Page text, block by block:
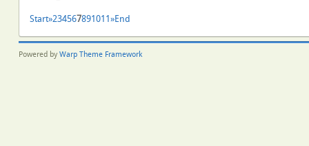
Start»234567891011 »End
Powered by Warp Theme Framework